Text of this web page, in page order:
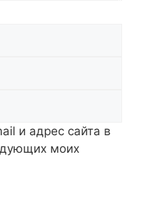
и адрес сайта в
моих